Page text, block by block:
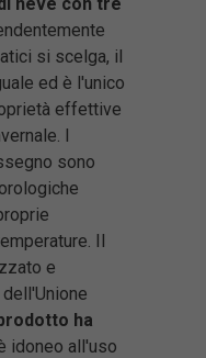
si scelga, il
ed è l'unico
effettive
I
sono
Il
e
ha
idoneo all'uso